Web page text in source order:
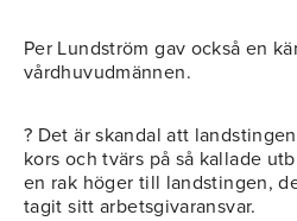
Per Lundström gav också en
vårdhuvudmännen.
? Det är skandal att
kors och tvärs på så kallade
en rak höger till landstingen,
tagit sitt arbetsgivaransvar.